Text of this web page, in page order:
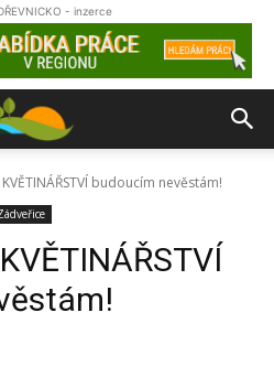
- inzerce
budoucím nevěstám!